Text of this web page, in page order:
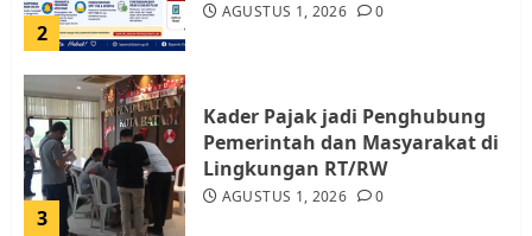
2
AGUSTUS 1, 2026 0
3
Kader Pajak jadi Penghubung
Pemerintah dan Masyarakat di
Lingkungan RT/RW
AGUSTUS 1, 2026 0